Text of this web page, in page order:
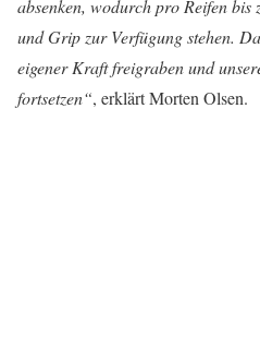
absenken, wodurch pro Reifen
und Grip zur Verfügung stehen.
eigener Kraft freigraben und
fortsetzen“, erklärt Morten Olsen.